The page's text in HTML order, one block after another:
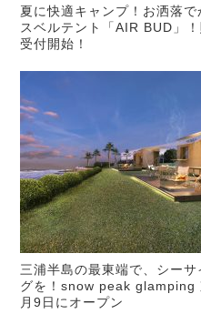
夏に快適キャンプ！お洒落で
スベルテント「AIR BUD」
受付開始！
三浦半島の最東端で、シーサ
グを！snow peak glamping
月9日にオープン